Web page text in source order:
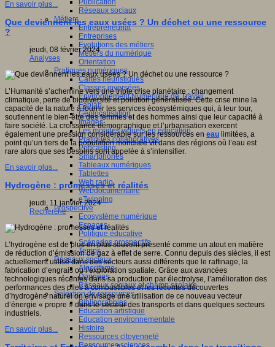
Publication
Réseaux sociaux
Métiers
Entrepreneuriat
Entreprises
Evolutions des métiers
Métiers du numérique
Orientation
Pratiques numériques
Cartes heuristiques
Classes inversées
Environnement Numérique de Travail
Fablab
Géolocalisation
Images
Les mondes virtuels en éducation
Pratiques collaboratives
Podcasting
Smartphones
Tableaux numériques
Tablettes
Web radio
Webdocumentaire
eTwinning
Prospective
Ecosystème numérique
Espaces
Politique éducative
Scénarios prospectifs
Temps
Réseaux sociaux
Algorithme
Données
Réseaux sociaux et champ scolaire
Sélection de ressources
Bibliographies
Education artistique
Education environnementale
Histoire
Ressources citoyenneté
Ressources sciences
En savoir plus...
Que deviennent les eaux usées ? Un déchet ou une ressource
?
jeudi, 08 février 2024
Analyses
L’Humanité s’achemine vers une triple crise planétaire : changement
climatique, perte de biodiversité et pollution généralisée. Cette crise mine la
capacité de la nature à fournir les services écosystémiques qui, à leur tour,
soutiennent le bien-être des femmes et des hommes ainsi que leur capacité à
faire société. La croissance démographique et l’urbanisation exercent
également une pression considérable sur les ressources en eau limitées, a
point qu’un tiers de la population mondiale vit dans des régions où l’eau est
rare alors que ses besoins sont appelée à s’intensifier.
En savoir plus...
Hydrogène : promesses et réalités
jeudi, 11 janvier 2024
Recherche
L’hydrogène est de plus en plus souvent présenté comme un atout en matière
de réduction d’émission de gaz à effet de serre. Connu depuis des siècles, il est
actuellement utilisé dans des secteurs aussi différents que le raffinage, la
fabrication d’engrais ou l’exploration spatiale. Grâce aux avancées
technologiques récentes dans sa production par électrolyse, l’amélioration des
performances des piles à combustibles et les récentes découvertes
d’hydrogène naturel on envisage une utilisation de ce nouveau vecteur
d’énergie « propre » dans le secteur des transports et dans quelques secteurs
industriels.
En savoir plus...